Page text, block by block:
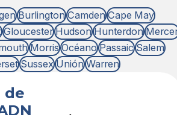
Burlington Camden Cape May
Gloucester Hudson Hunterdon
Morris Océano Passaic Salem
Sussex Unión Warren
de